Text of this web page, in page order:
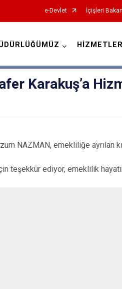
e-Devlet İçişleri
Karakuş’a
NAZMAN, emekliliğe ayrılan
teşekkür ediyor, emeklilik